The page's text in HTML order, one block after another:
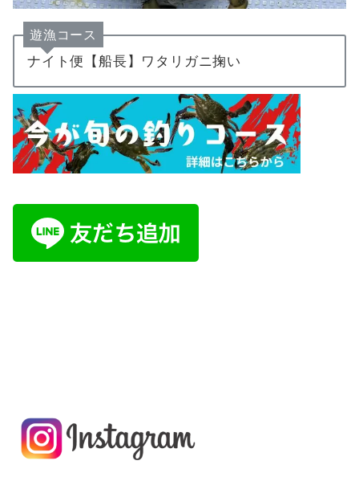
遊漁コース
ナイト便【船長】ワタリガニ掬い